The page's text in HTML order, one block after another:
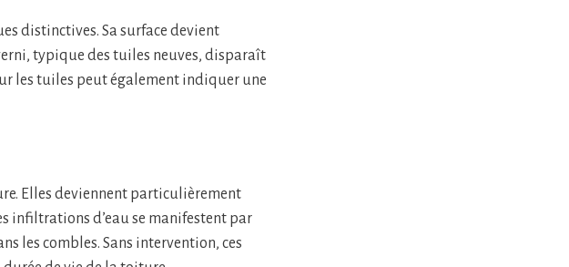
distinctives. Sa surface devient
typique des tuiles neuves, disparaît
les tuiles peut également indiquer une
Elles deviennent particulièrement
infiltrations d’eau se manifestent par
les combles. Sans intervention, ces